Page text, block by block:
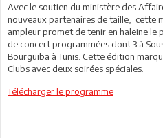
Avec le soutien du ministère des
nouveaux partenaires de taille, cette
ampleur promet de tenir en haleine le
de concert programmées dont 3 à
Bourguiba à Tunis. Cette édition
Clubs avec deux soirées spéciales.
Télécharger le programme